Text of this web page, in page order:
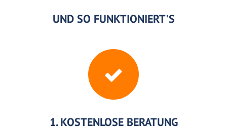
UND SO FUNKTIONIERT'S
1. KOSTENLOSE BERATUNG